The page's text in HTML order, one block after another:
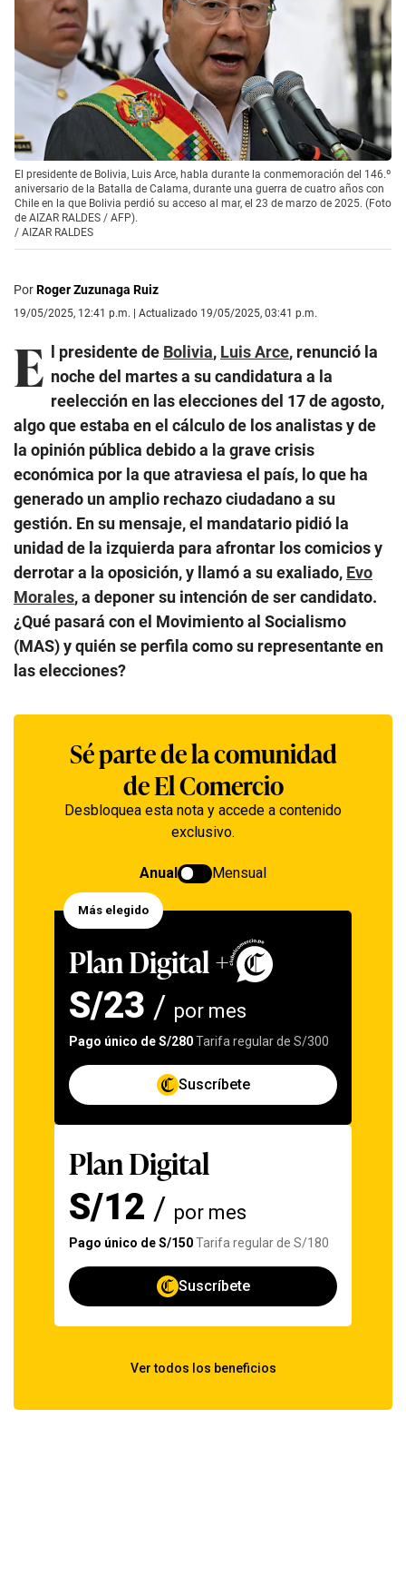
El presidente de Bolivia, Luis Arce, habla durante la conmemoración del 146.º
aniversario de la Batalla de Calama, durante una guerra de cuatro años con
Chile en la que Bolivia perdió su acceso al mar, el 23 de marzo de 2025. (Foto
de AIZAR RALDES / AFP).
/ AIZAR RALDES
PorRoger Zuzunaga Ruiz
19/05/2025, 12:41 p.m. | Actualizado 19/05/2025, 03:41 p.m.
E l presidente de Bolivia, Luis Arce, renunció la
noche del martes a su candidatura a la
reelección en las elecciones del 17 de agosto,
algo que estaba en el cálculo de los analistas y de
la opinión pública debido a la grave crisis
económica por la que atraviesa el país, lo que ha
generado un amplio rechazo ciudadano a su
gestión. En su mensaje, el mandatario pidió la
unidad de la izquierda para afrontar los comicios y
derrotar a la oposición, y llamó a su exaliado, Evo
Morales, a deponer su intención de ser candidato.
¿Qué pasará con el Movimiento al Socialismo
(MAS) y quién se perfila como su representante en
las elecciones?